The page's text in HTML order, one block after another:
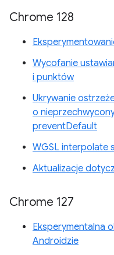
Chrome 128
Wycofanie
i punktów
Ukrywanie
o
preventDefault
WGSL interpolate
Aktualizacje
Chrome 127
Eksperymentalna
Androidzie